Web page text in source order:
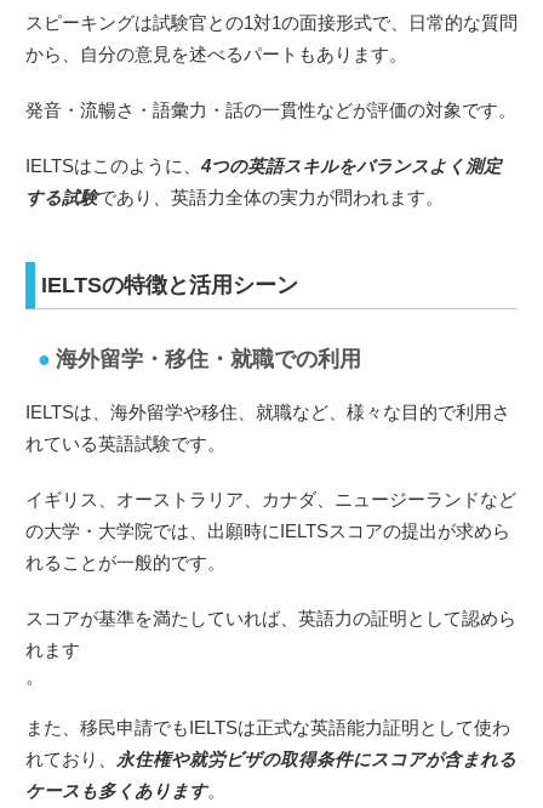
スピーキングは試験官との1対1の面接形式で、日常的な質問
から、自分の意見を述べるパートもあります。
発音・流暢さ・語彙力・話の一貫性などが評価の対象です。
IELTSはこのように、 4つの英語スキルをバランスよく測定
する試験であり、英語力全体の実力が問われます。
IELTSの特徴と活用シーン
海外留学・移住・就職での利用
IELTSは、海外留学や移住、就職など、様々な目的で利用さ
れている英語試験です。
イギリス、オーストラリア、カナダ、ニュージーランドなど
の大学・大学院では、出願時にIELTSスコアの提出が求めら
れることが一般的です。
スコアが基準を満たしていれば、英語力の証明として認めら
れます
。
また、移民申請でもIELTSは正式な英語能力証明として使わ
れており、
永住権や就労ビザの取得条件にスコアが含まれる
ケースも多くあります。